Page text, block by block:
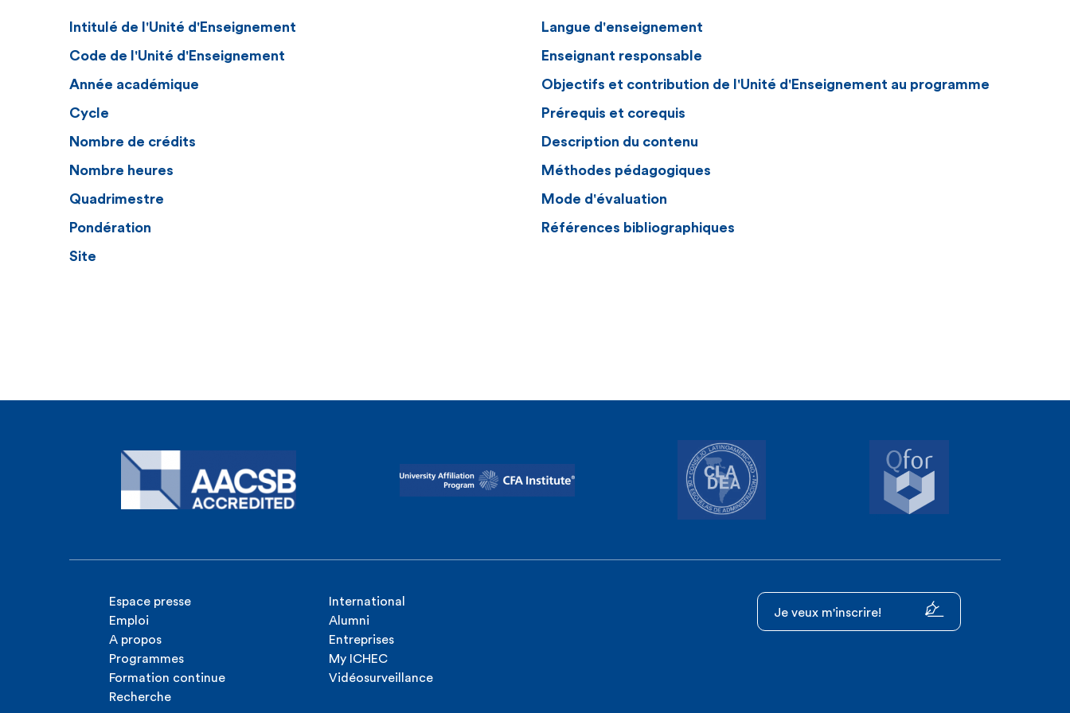
Intitulé de l'Unité d'Enseignement
Code de l'Unité d'Enseignement
Année académique
Cycle
Nombre de crédits
Nombre heures
Quadrimestre
Pondération
Site
Langue d'enseignement
Enseignant responsable
Objectifs et contribution de l'Unité d'Enseignement au programme
Prérequis et corequis
Description du contenu
Méthodes pédagogiques
Mode d'évaluation
Références bibliographiques
Espace presse
Emploi
A propos
Programmes
Formation continue
Recherche
International
Alumni
Entreprises
My ICHEC
Vidéosurveillance
Je veux m'inscrire!